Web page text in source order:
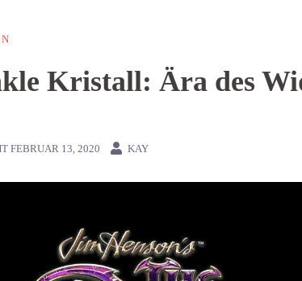
Kristall: Ära des
FEBRUAR 13, 2020 KAY